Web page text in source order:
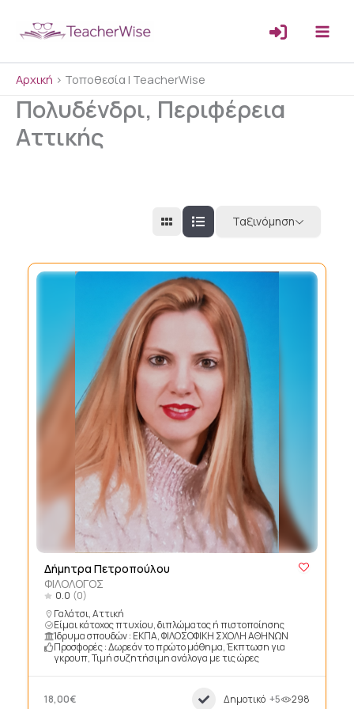
Αρχική > Τοποθεσία | TeacherWise
Πολυδένδρι, Περιφέρεια
Αττικής
Ταξινόμηση
Δήμητρα Πετροπούλου
ΦΙΛΟΛΟΓΟΣ
0.0 (0)
Γαλάτσι, Αττική
Είμαι κάτοχος πτυχίου, διπλώματος ή πιστοποίησης
Ίδρυμα σπουδών : ΕΚΠΑ, ΦΙΛΟΣΟΦΙΚΗ ΣΧΟΛΗ ΑΘΗΝΩΝ
Προσφορές : Δωρεάν το πρώτο μάθημα, Έκπτωση για
γκρουπ, Τιμή συζητήσιμη ανάλογα με τις ώρες
18,00€ Δημοτικό +5 298